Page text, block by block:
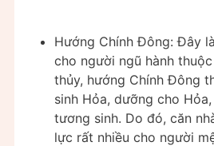
Hướng Chính Đông: Đây
cho người ngũ hành
thủy, hướng Chính Đông
sinh Hỏa, dưỡng cho
tương sinh. Do đó, căn
lực rất nhiều cho người